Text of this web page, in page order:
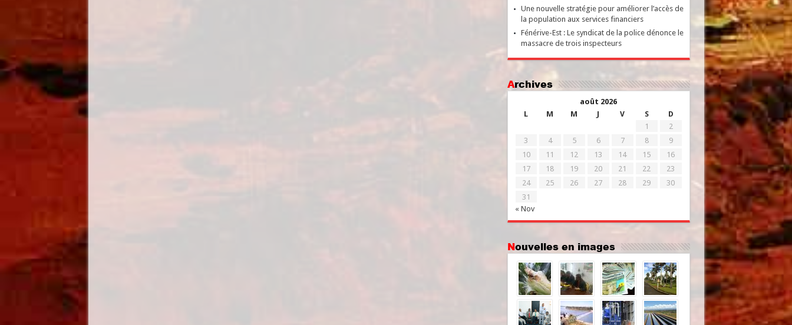
Une nouvelle stratégie pour améliorer l’accès de
la population aux services financiers
Fénérive-Est : Le syndicat de la police dénonce le
massacre de trois inspecteurs
Archives
août 2026
L
M M J V S D
« Nov
1
2
3
4 5 6 7 8
9
10
11 12 13 14 15
16
17
18 19 20 21 22
23
24
25 26 27 28 29
30
31
Nouvelles en images